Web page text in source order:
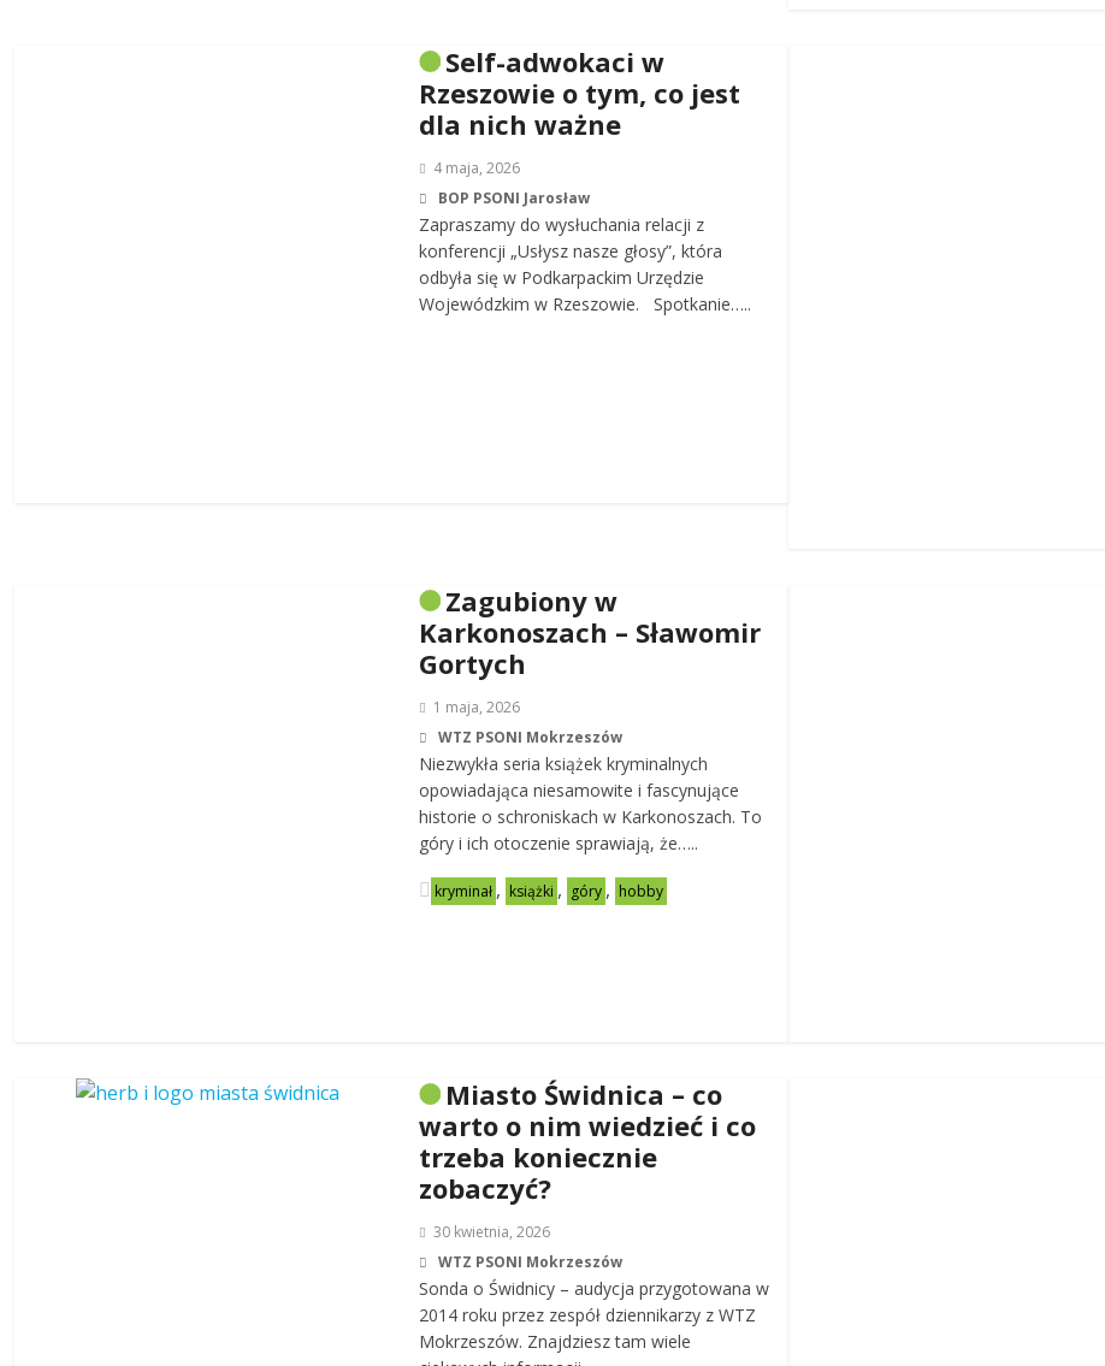
Self-adwokaci w
Rzeszowie o tym, co jest
dla nich ważne
4 maja, 2026
BOP PSONI Jarosław
Zapraszamy do wysłuchania relacji z
konferencji „Usłysz nasze głosy”, która
odbyła się w Podkarpackim Urzędzie
Wojewódzkim w Rzeszowie. Spotkanie…..
Zagubiony w
Karkonoszach – Sławomir
Gortych
1 maja, 2026
WTZ PSONI Mokrzeszów
Niezwykła seria książek kryminalnych
opowiadająca niesamowite i fascynujące
historie o schroniskach w Karkonoszach. To
góry i ich otoczenie sprawiają, że…..
kryminał , książki , góry , hobby
Miasto Świdnica – co
warto o nim wiedzieć i co
trzeba koniecznie
zobaczyć?
30 kwietnia, 2026
WTZ PSONI Mokrzeszów
Sonda o Świdnicy – audycja przygotowana w
2014 roku przez zespół dziennikarzy z WTZ
Mokrzeszów. Znajdziesz tam wiele